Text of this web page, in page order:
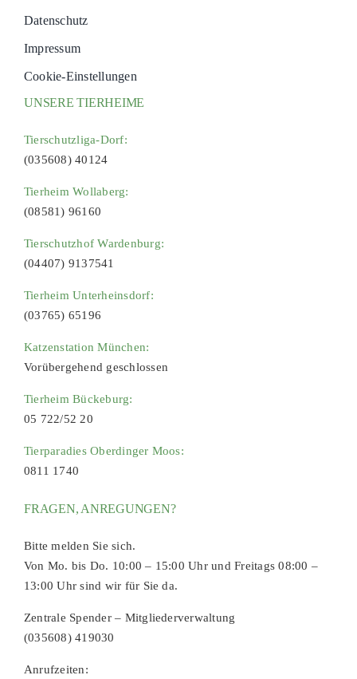
Datenschutz
Impressum
Cookie-Einstellungen
UNSERE TIERHEIME
Tierschutzliga-Dorf:
(035608) 40124
Tierheim Wollaberg:
(08581) 96160
Tierschutzhof Wardenburg:
(04407) 9137541
Tierheim Unterheinsdorf:
(03765) 65196
Katzenstation München:
Vorübergehend geschlossen
Tierheim Bückeburg:
05 722/52 20
Tierparadies Oberdinger Moos:
0811 1740
FRAGEN, ANREGUNGEN?
Bitte melden Sie sich.
Von Mo. bis Do. 10:00 – 15:00 Uhr und Freitags 08:00 –
13:00 Uhr sind wir für Sie da.
Zentrale Spender – Mitgliederverwaltung
(035608) 419030
Anrufzeiten: